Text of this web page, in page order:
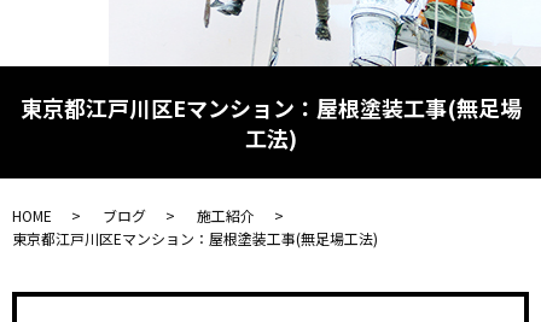
東京都江戸川区Eマンション：屋根塗装工事(無足場
工法)
HOME ブログ
施工紹介
東京都江戸川区Eマンション：屋根塗装工事(無足場工法)